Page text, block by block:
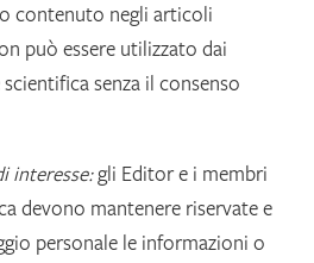
contenuto negli articoli
può essere utilizzato dai
senza il consenso
interesse:gli Editor e i membri
devono mantenere riservate e
personale le informazioni o